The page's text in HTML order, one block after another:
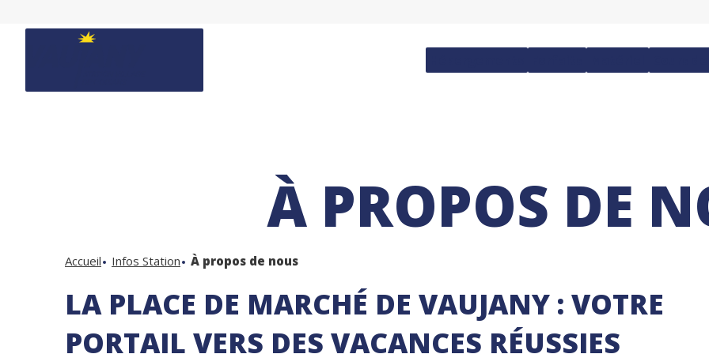
À PROPOS DE
Accueil Infos Station À propos de nous
LA PLACE DE MARCHÉ DE VAUJANY : VOTRE
PORTAIL VERS DES VACANCES RÉUSSIES